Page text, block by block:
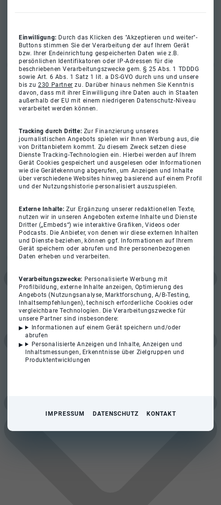
Einwilligung: Durch das Klicken des "Akzeptieren und weiter"-
Buttons stimmen Sie der Verarbeitung der auf Ihrem Gerät
bzw. Ihrer Endeinrichtung gespeicherten Daten wie z.B.
persönlichen Identifikatoren oder IP-Adressen für die
beschriebenen Verarbeitungszwecke gem. § 25 Abs. 1 TDDDG
sowie Art. 6 Abs. 1 Satz 1 lit. a DS-GVO durch uns und unsere
bis zu230 Partner zu. Darüber hinaus nehmen Sie Kenntnis
davon, dass mit ihrer Einwilligung ihre Daten auch in Staaten
außerhalb der EU mit einem niedrigeren Datenschutz-Niveau
verarbeitet werden können.
Tracking durch Dritte: Zur Finanzierung unseres
journalistischen Angebots spielen wir Ihnen Werbung aus, die
von Drittanbietern kommt. Zu diesem Zweck setzen diese
Dienste Tracking-Technologien ein. Hierbei werden auf Ihrem
Gerät Cookies gespeichert und ausgelesen oder Informationen
wie die Gerätekennung abgerufen, um Anzeigen und Inhalte
über verschiedene Websites hinweg basierend auf einem Profil
und der Nutzungshistorie personalisiert auszuspielen.
Externe Inhalte:Zur Ergänzung unserer redaktionellen Texte,
nutzen wir in unseren Angeboten externe Inhalte und Dienste
Dritter („Embeds“) wie interaktive Grafiken, Videos oder
Podcasts. Die Anbieter, von denen wir diese externen Inhalten
und Dienste beziehen, können ggf. Informationen auf Ihrem
Gerät speichern oder abrufen und Ihre personenbezogenen
Daten erheben und verarbeiten.
Verarbeitungszwecke: Personalisierte Werbung mit
Profilbildung, externe Inhalte anzeigen, Optimierung des
Angebots (Nutzungsanalyse, Marktforschung, A/B-Testing,
Inhaltsempfehlungen), technisch erforderliche Cookies oder
vergleichbare Technologien. Die Verarbeitungszwecke für
unsere Partner sind insbesondere:
Informationen auf einem Gerät speichern und/oder
abrufen
Personalisierte Anzeigen und Inhalte, Anzeigen und
Inhaltsmessungen, Erkenntnisse über Zielgruppen und
Produktentwicklungen
IMPRESSUM DATENSCHUTZ KONTAKT